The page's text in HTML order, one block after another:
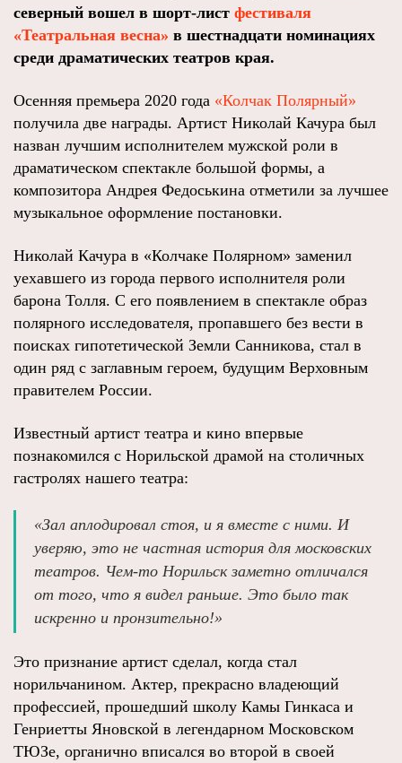
северный вошел в шорт-лист фестиваля
«Театральная весна» в шестнадцати номинациях
среди драматических театров края.
Осенняя премьера 2020 года «Колчак Полярный»
получила две награды. Артист Николай Качура был
назван лучшим исполнителем мужской роли в
драматическом спектакле большой формы, а
композитора Андрея Федоськина отметили за лучшее
музыкальное оформление постановки.
Николай Качура в «Колчаке Полярном» заменил
уехавшего из города первого исполнителя роли
барона Толля. С его появлением в спектакле образ
полярного исследователя, пропавшего без вести в
поисках гипотетической Земли Санникова, стал в
один ряд с заглавным героем, будущим Верховным
правителем России.
Известный артист театра и кино впервые
познакомился с Норильской драмой на столичных
гастролях нашего театра:
«Зал аплодировал стоя, и я вместе с ними. И
уверяю, это не частная история для московских
театров. Чем-то Норильск заметно отличался
от того, что я видел раньше. Это было так
искренно и пронзительно!»
Это признание артист сделал, когда стал
норильчанином. Актер, прекрасно владеющий
профессией, прошедший школу Камы Гинкаса и
Генриетты Яновской в легендарном Московском
ТЮЗе, органично вписался во второй в своей